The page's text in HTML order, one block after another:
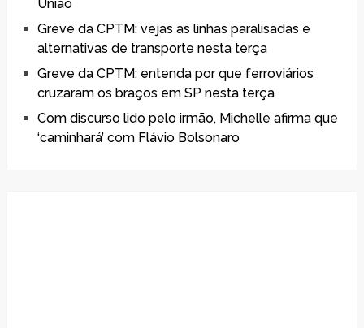
União
Greve da CPTM: vejas as linhas paralisadas e
alternativas de transporte nesta terça
Greve da CPTM: entenda por que ferroviários
cruzaram os braços em SP nesta terça
Com discurso lido pelo irmão, Michelle afirma que
‘caminhará’ com Flávio Bolsonaro